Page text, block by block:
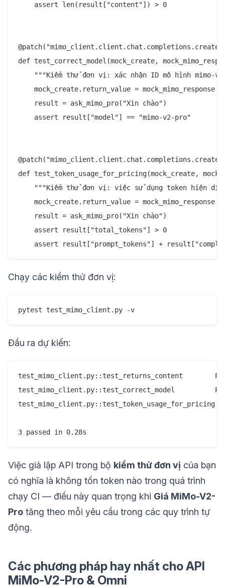
    assert len(result["content"]) > 0
def test_correct_model(mock_create,
"""Kiểm thử đơn vị: xác nhận ID mô hình mimo-
    mock_create.return_value = mock_mimo_response
    result = ask_mimo_pro("Xin chào")
    assert result["model"] == "mimo-v2-pro"
def test_token_usage_for_pricing(mock_create,
"""Kiểm thử đơn vị: việc sử dụng token hiện
    mock_create.return_value = mock_mimo_response
    result = ask_mimo_pro("Xin chào")
    assert result["total_tokens"] > 0
Chạy các kiểm thử đơn vị:
Đầu ra dự kiến:
test_mimo_client.py::test_returns_content
test_mimo_client.py::test_correct_model
test_mimo_client.py::test_token_usage_for_pricing
Việc giả lập API trong bộ kiểm thử đơn vị của bạn
có nghĩa là không tốn token nào trong quá trình
chạy CI — điều này quan trọng khi Giá MiMo-V2-
Pro tăng theo mỗi yêu cầu trong các quy trình tự
động.
Các phương pháp hay nhất cho API
MiMo-V2-Pro & Omni